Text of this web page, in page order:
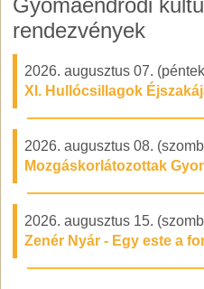
rendezvények
2026. augusztus 07.
XI. Hullócsillagok
2026. augusztus 08.
Mozgáskorlátozottak
2026. augusztus 15.
Zenér Nyár - Egy este a